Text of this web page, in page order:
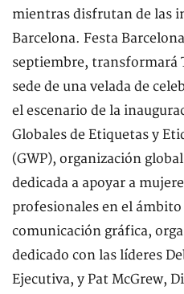
mientras disfrutan de las
Barcelona. Festa
septiembre, transformará
sede de una velada de
el escenario de la
Globales de Etiquetas y
(GWP), organización
dedicada a apoyar a
profesionales en el
comunicación gráfica,
dedicado con las líderes
Ejecutiva, y Pat McGrew,